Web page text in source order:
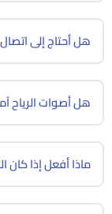
هل أحتاج إلى
هل أصوات الرياح
ماذا أفعل إذا كان